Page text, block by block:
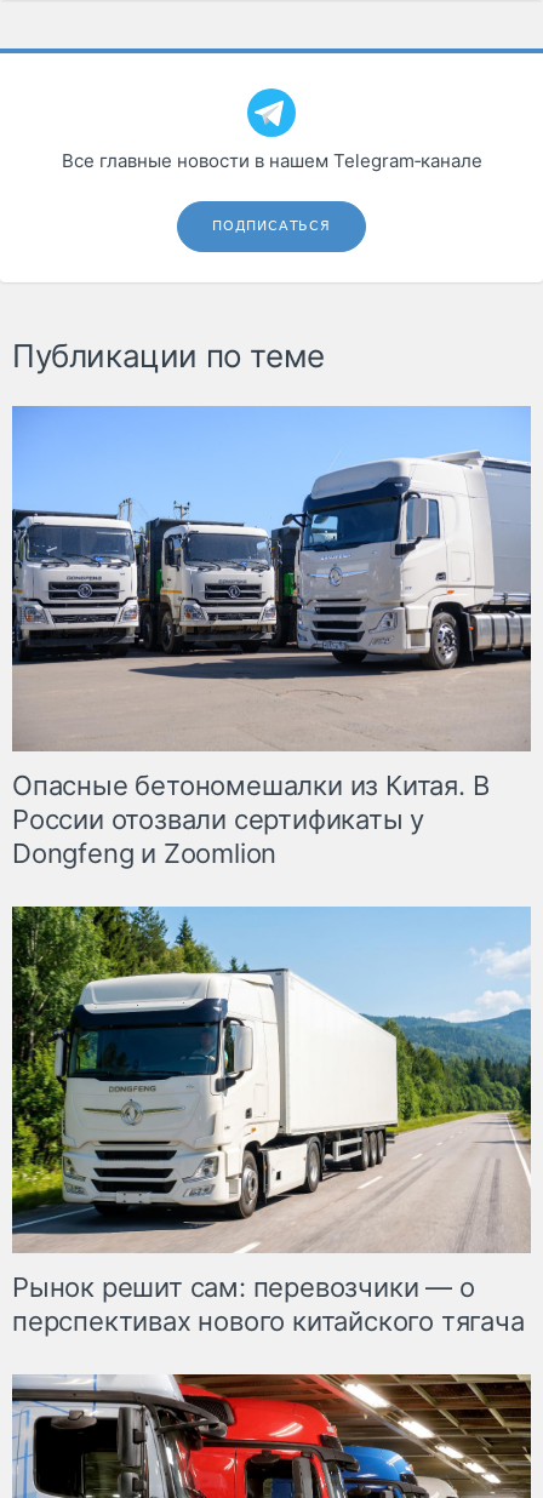
Все главные новости в нашем Telegram‑канале
ПОДПИСАТЬСЯ
Публикации по теме
Опасные бетономешалки из Китая. В
России отозвали сертификаты у
Dongfeng и Zoomlion
Рынок решит сам: перевозчики — о
перспективах нового китайского тягача